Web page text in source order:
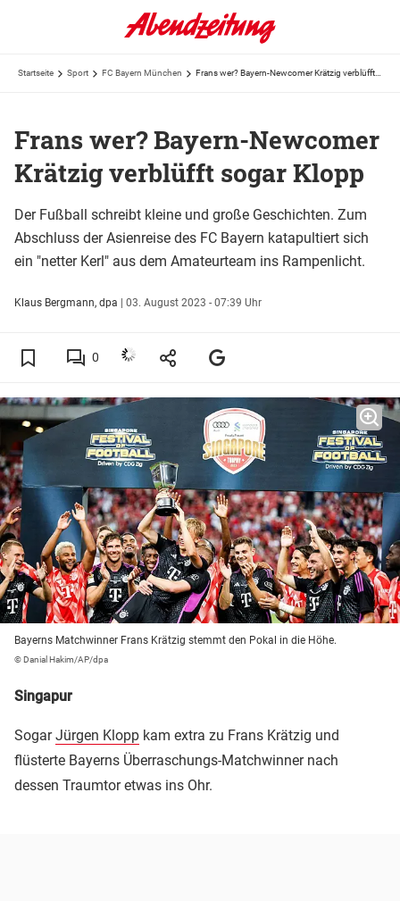
Startseite Sport FC Bayern München
Frans wer? Bayern-Newcomer
Krätzig verblüfft sogar Klopp
Der Fußball schreibt kleine und große Geschichten. Zum
Abschluss der Asienreise des FC Bayern katapultiert sich
ein "netter Kerl" aus dem Amateurteam ins Rampenlicht.
Klaus Bergmann, dpa | 03. August 2023 - 07:39 Uhr
0
Bayerns Matchwinner Frans Krätzig stemmt den Pokal in die Höhe.
© Danial Hakim/AP/dpa
Singapur
SogarJürgen Klopp kam extra zu Frans Krätzig und
flüsterte Bayerns Überraschungs-Matchwinner nach
dessen Traumtor etwas ins Ohr.